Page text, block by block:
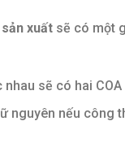
xuất sẽ có một
sẽ có hai
nguyên nếu công